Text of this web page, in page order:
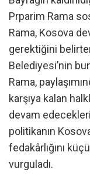
Prparim Rama
Rama, Kosova
gerektiğini
Belediyesi’nin
Rama,
karşıya kalan
devam
politikanın
fedakârlığını
vurguladı.